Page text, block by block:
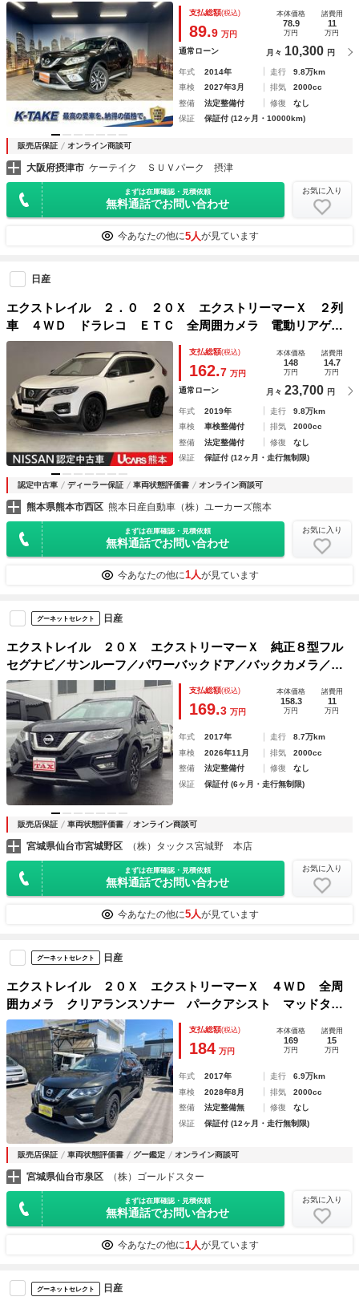
サ）（ダウンヒルアシスト）（スマートキー）（シートヒータ
ー）（ＥＴＣ）（純正フリップダウン）（Ｂｌｕｅｔｏｏｔ
ｈ）（純正１７インチＡＷ）
支払総額(税込)
89.9 万円
本体価格
78.9
万円
諸費用
11
万円
通常ローン 月々 10,300 円
年式 2014年 走行
9.8万km
車検
2027年3月 排気
2000cc
整備
法定整備付 修復
なし
保証
保証付 (12ヶ月・10000km)
販売店保証 オンライン商談可
大阪府摂津市 ケーテイク ＳＵＶパーク 摂津
まずは在庫確認・見積依頼
無料通話でお問い合わせ
お気に入り
今あなたの他に5人が見ています
日産
エクストレイル ２．０ ２０Ｘ エクストリーマーＸ ２列
車 ４ＷＤ ドラレコ ＥＴＣ 全周囲カメラ 電動リアゲー
ト アラウンドビュー レーンキープアシスト 記録簿付き
インテリキー ＬＥＤライト エアバッグ 寒冷地仕様 盗難
防止 キーレスエントリー オートエアコン
支払総額(税込)
162.7 万円
本体価格
148
万円
諸費用
14.7
万円
通常ローン 月々 23,700 円
年式 2019年 走行
9.8万km
車検
車検整備付 排気
2000cc
整備
法定整備付 修復
なし
保証
保証付 (12ヶ月・走行無制限)
認定中古車 ディーラー保証 車両状態評価書 オンライン商談可
熊本県熊本市西区 熊本日産自動車（株）ユーカーズ熊本
まずは在庫確認・見積依頼
無料通話でお問い合わせ
お気に入り
今あなたの他に1人が見ています
グーネットセレクト 日産
エクストレイル ２０Ｘ エクストリーマーＸ 純正８型フル
セグナビ／サンルーフ／パワーバックドア／バックカメラ／ド
ライブレコーダー／ＬＥＤヘッドライト／ＥＴＣ／切替４ＷＤ
支払総額(税込)
169.3 万円
本体価格
158.3
万円
諸費用
11
万円
年式 2017年 走行
8.7万km
車検
2026年11月 排気
2000cc
整備
法定整備付 修復
なし
保証
保証付 (6ヶ月・走行無制限)
販売店保証 車両状態評価書 オンライン商談可
宮城県仙台市宮城野区 （株）タックス宮城野 本店
まずは在庫確認・見積依頼
無料通話でお問い合わせ
お気に入り
今あなたの他に5人が見ています
グーネットセレクト 日産
エクストレイル ２０Ｘ エクストリーマーＸ ４ＷＤ 全周
囲カメラ クリアランスソナー パークアシスト マッドタイ
ヤ ヒッチメンバー サンルーフ ナビ ＴＶ ＬＥＤヘッド
ランプ 電動リアゲート アルミホイール スマートキー ア
イドリングストップ
支払総額(税込)
184 万円
本体価格
169
万円
諸費用
15
万円
年式 2017年 走行
6.9万km
車検
2028年8月 排気
2000cc
整備
法定整備無 修復
なし
保証
保証付 (12ヶ月・走行無制限)
販売店保証 車両状態評価書 グー鑑定 オンライン商談可
宮城県仙台市泉区 （株）ゴールドスター
まずは在庫確認・見積依頼
無料通話でお問い合わせ
お気に入り
今あなたの他に1人が見ています
グーネットセレクト 日産